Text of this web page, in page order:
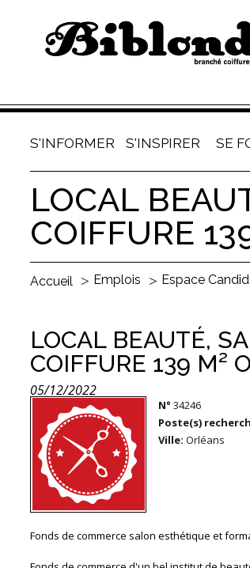
S'INFORMER S'INSPIRER SE
LOCAL
COIFFURE
Accueil Emplois Espace
LOCAL BEAUTÉ,
COIFFURE 139 M²
05/12/2022
N° 34246
Poste(s)
Ville: Orléans
Fonds de commerce salon esthétique et